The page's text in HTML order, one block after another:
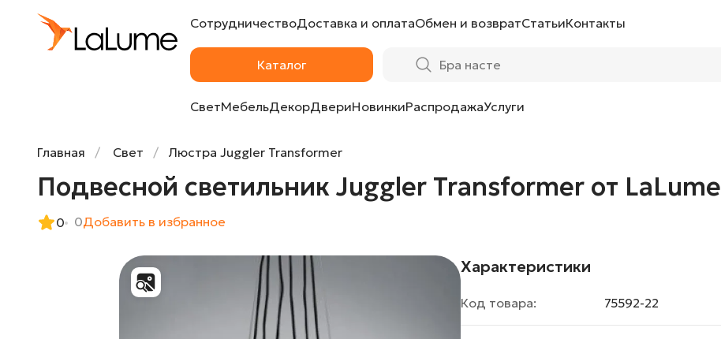
СотрудничествоДоставка и оплатаОбмен и возвратСтатьиКонтакты
Каталог
СветМебельДекорДвериНовинкиРаспродажаУслуги
Главная Свет Люстра Juggler Transformer
Подвесной светильник Juggler Transformer от LaLume
0 0Добавить в избранное
Характеристики
Код товара: 75592-22
Подвесной светильник Juggler Transformer от LaLume